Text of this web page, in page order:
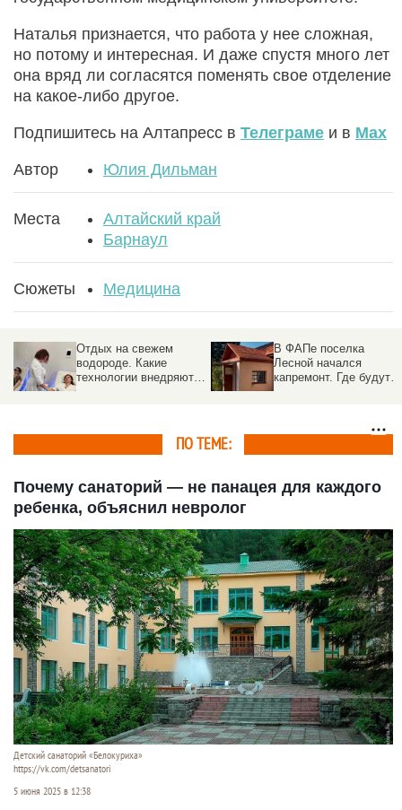
Наталья признается, что работа у нее сложная,
но потому и интересная. И даже спустя много лет
она вряд ли согласятся поменять свое отделение
на какое-либо другое.
Подпишитесь на Алтапресс в Телеграме и в Max
Автор Юлия Дильман
Места
Алтайский край
Барнаул
Сюжеты Медицина
Отдых на свежем
водороде. Какие
технологии внедряют в
В ФАПе поселка
Лесной начался
капремонт. Где будут
ПО ТЕМЕ:
Почему санаторий — не панацея для каждого
ребенка, объяснил невролог
Детский санаторий «Белокуриха»
https://vk.com/detsanatori
5 июня 2025 в 12:38